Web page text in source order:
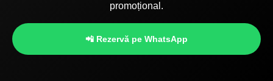
promoțional.
📲 Rezervă pe WhatsApp